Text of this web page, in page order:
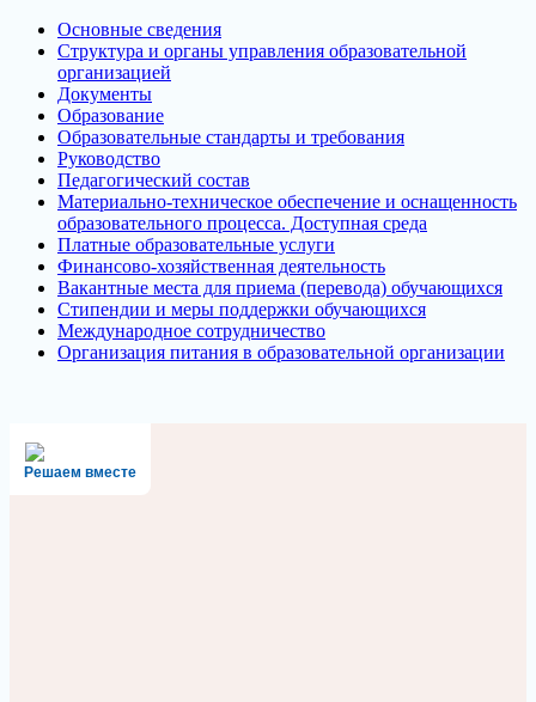
Основные сведения
Структура и органы управления образовательной
организацией
Документы
Образование
Образовательные стандарты и требования
Руководство
Педагогический состав
Материально-техническое обеспечение и оснащенность
образовательного процесса. Доступная среда
Платные образовательные услуги
Финансово-хозяйственная деятельность
Вакантные места для приема (перевода) обучающихся
Стипендии и меры поддержки обучающихся
Международное сотрудничество
Организация питания в образовательной организации
Решаем вместе